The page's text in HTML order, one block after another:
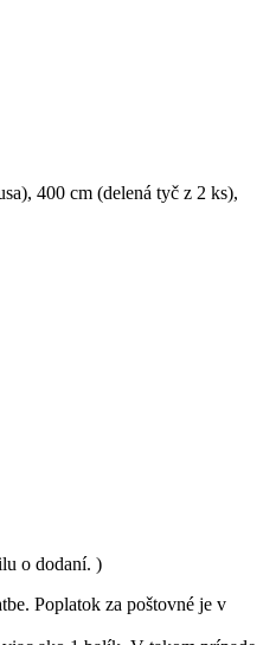
, 400 cm (delená tyč z 2 ks),
o dodaní. )
Poplatok za poštovné je v